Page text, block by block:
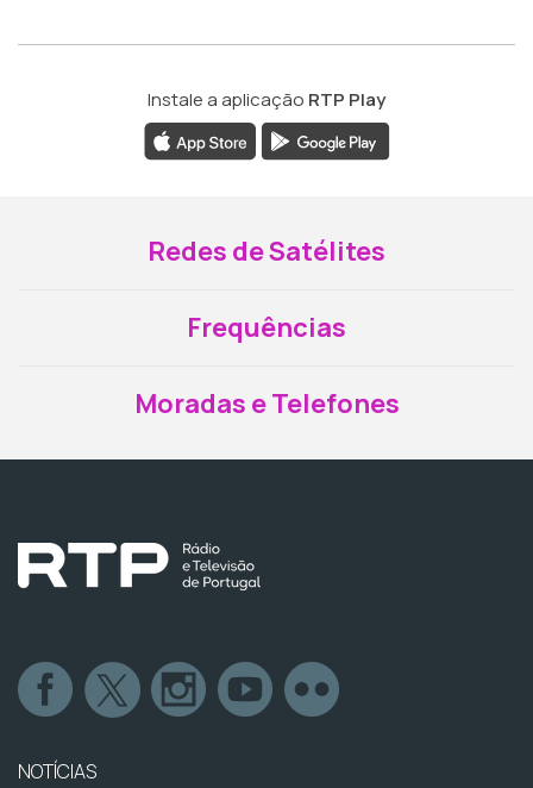
Instale a aplicação RTP Play
Redes de Satélites
Frequências
Moradas e Telefones
NOTÍCIAS